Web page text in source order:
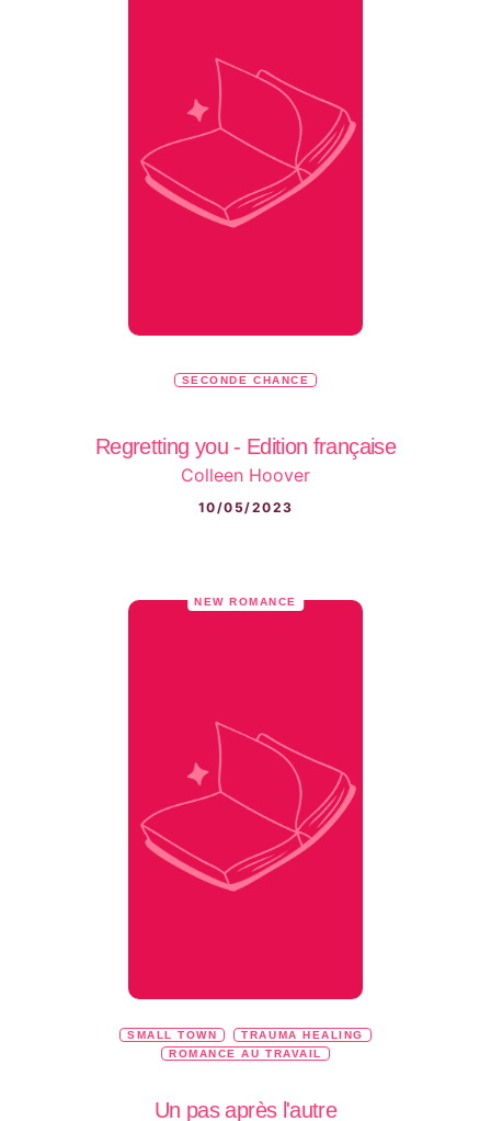
SECONDE CHANCE
Regretting you - Edition française
Colleen Hoover
10/05/2023
NEW ROMANCE
SMALL TOWN
TRAUMA HEALING
ROMANCE AU TRAVAIL
Un pas après l'autre